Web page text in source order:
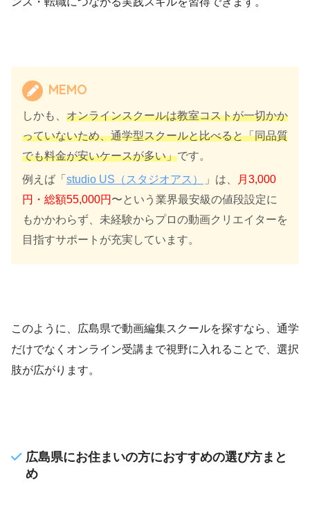
MEMO
しかも、 オンラインスクールは教室コストが一切かか
っていないため、通学型スクールと比べると「同品質
でも料金が安いケースが多い」です。
例えば「 studio US（スタジオアス） 」は、
月3,000
円・総額55,000円 〜という業界最安級の値段設定に
もかかわらず、未経験からプロの動画クリエイターを
目指すサポートが充実しています。
このように、広島県で動画編集スクールを探すなら、通学
だけでなくオンライン受講まで視野に入れることで、選択
肢が広がります。
広島県にお住まいの方におすすめの選び方まと
め